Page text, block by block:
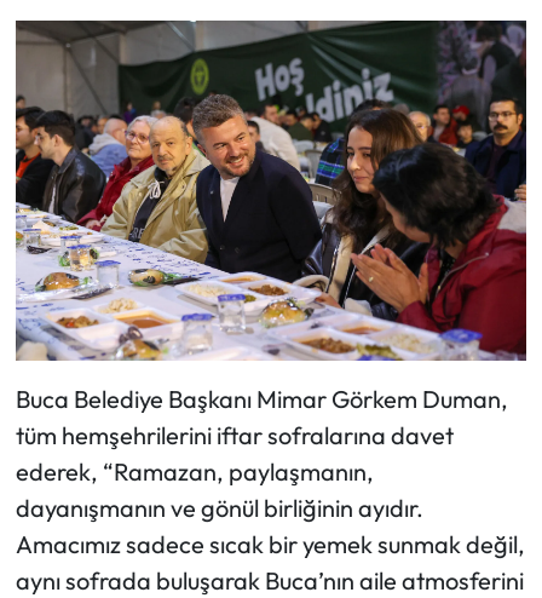
Buca Belediye Başkanı Mimar Görkem Duman,
tüm hemşehrilerini iftar sofralarına davet
ederek, “Ramazan, paylaşmanın,
dayanışmanın ve gönül birliğinin ayıdır.
Amacımız sadece sıcak bir yemek sunmak değil,
aynı sofrada buluşarak Buca’nın aile atmosferini